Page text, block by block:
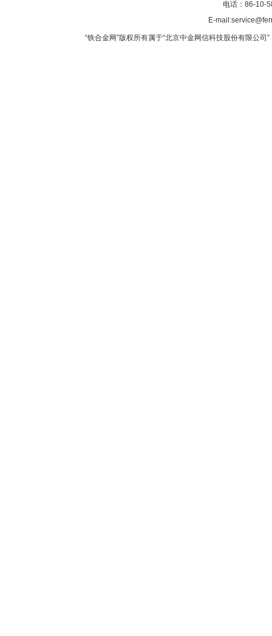
电话：86-10-
E-
“铁合金网”版权所有属于“北京中金网信科技股份有限公司